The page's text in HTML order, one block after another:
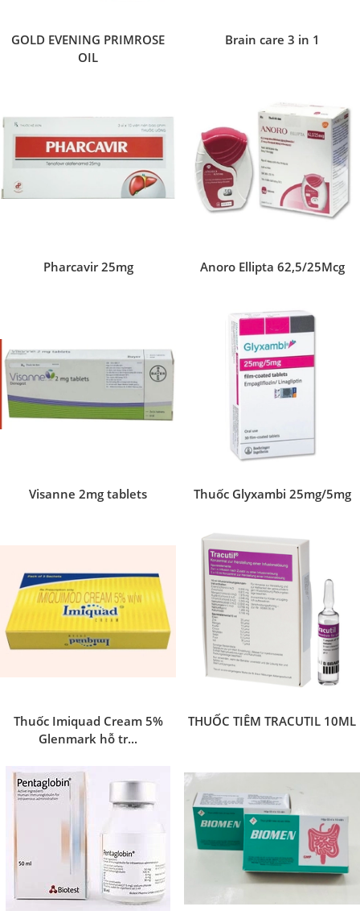
GOLD EVENING PRIMROSE
OIL
Brain care 3 in 1
Pharcavir 25mg Anoro Ellipta 62,5/25Mcg
Visanne 2mg tablets Thuốc Glyxambi 25mg/5mg
Thuốc Imiquad Cream 5%
Glenmark hỗ tr...
THUỐC TIÊM TRACUTIL 10ML